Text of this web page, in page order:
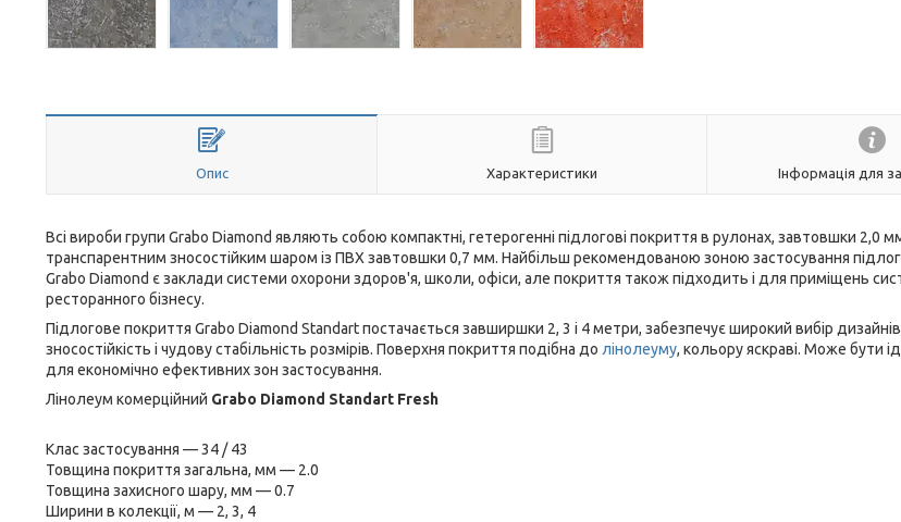
Опис Характеристики Інформація для
Всі вироби групи Grabo Diamond являють собою компактні, гетерогенні підлогові покриття в рулонах, завтовшки 2,0
транспарентним зносостійким шаром із ПВХ завтовшки 0,7 мм. Найбільш рекомендованою зоною застосування
Grabo Diamond є заклади системи охорони здоров'я, школи, офіси, але покриття також підходить і для приміщень
ресторанного бізнесу.
Підлогове покриття Grabo Diamond Standart постачається завширшки 2, 3 і 4 метри, забезпечує широкий вибір
зносостійкість і чудову стабільність розмірів. Поверхня покриття подібна до лінолеуму, кольору яскраві. Може бути
для економічно ефективних зон застосування.
Лінолеум комерційний Grabo Diamond Standart Fresh
Клас застосування — 34 / 43
Товщина покриття загальна, мм — 2.0
Товщина захисного шару, мм — 0.7
Ширини в колекції, м — 2, 3, 4